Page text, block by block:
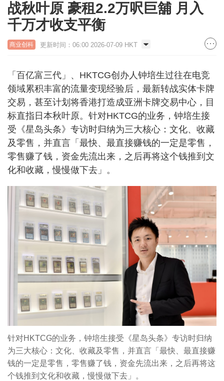
战秋叶原 豪租2.2万呎巨舖 月入
千万才收支平衡
商业创科 更新时间：06:00 2026-07-09 HKT
「百亿富三代」、HKTCG创办人钟培生过往在电竞
领域累积丰富的流量变现经验后，最新转战实体卡牌
交易，甚至计划将香港打造成亚洲卡牌交易中心，目
标直指日本秋叶原。针对HKTCG的业务，钟培生接
受《星岛头条》专访时归纳为三大核心：文化、收藏
及零售，并直言「最快、最直接赚钱的一定是零售，
零售赚了钱，资金先流出来，之后再将这个钱推到文
化和收藏，慢慢做下去」。
针对HKTCG的业务，钟培生接受《星岛头条》专访时归纳
为三大核心：文化、收藏及零售，并直言「最快、最直接赚
钱的一定是零售，零售赚了钱，资金先流出来，之后再将这
个钱推到文化和收藏，慢慢做下去」。